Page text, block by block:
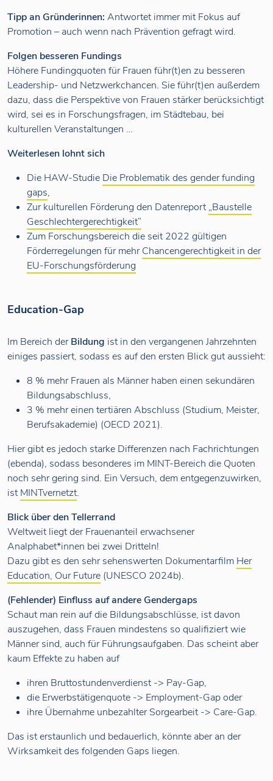
Tipp an Gründerinnen: Antwortet immer mit Fokus auf
Promotion – auch wenn nach Prävention gefragt wird.
Folgen besseren Fundings
Höhere Fundingquoten für Frauen führ(t)en zu besseren
Leadership- und Netzwerkchancen. Sie führ(t)en außerdem
dazu, dass die Perspektive von Frauen stärker berücksichtigt
wird, sei es in Forschungsfragen, im Städtebau, bei
kulturellen Veranstaltungen …
Weiterlesen lohnt sich
Die HAW-Studie Die Problematik des gender funding
gaps,
Zur kulturellen Förderung den Datenreport „Baustelle
Geschlechtergerechtigkeit“
Zum Forschungsbereich die seit 2022 gültigen
Förderregelungen für mehrChancengerechtigkeit in der
EU-Forschungsförderung
Education-Gap
Im Bereich derBildung ist in den vergangenen Jahrzehnten
einiges passiert, sodass es auf den ersten Blick gut aussieht:
8 % mehr Frauen als Männer haben einen sekundären
Bildungsabschluss,
3 % mehr einen tertiären Abschluss (Studium, Meister,
Berufsakademie) (OECD 2021).
Hier gibt es jedoch starke Differenzen nach Fachrichtungen
(ebenda), sodass besonderes im MINT-Bereich die Quoten
noch sehr gering sind. Ein Versuch, dem entgegenzuwirken,
ist MINTvernetzt.
Blick über den Tellerrand
Weltweit liegt der Frauenanteil erwachsener
Analphabet*innen bei zwei Dritteln!
Dazu gibt es den sehr sehenswerten Dokumentarfilm Her
Education, Our Future (UNESCO 2024b).
(Fehlender) Einfluss auf andere Gendergaps
Schaut man rein auf die Bildungsabschlüsse, ist davon
auszugehen, dass Frauen mindestens so qualifiziert wie
Männer sind, auch für Führungsaufgaben. Das scheint aber
kaum Effekte zu haben auf
ihren Bruttostundenverdienst -> Pay-Gap,
die Erwerbstätigenquote -> Employment-Gap oder
ihre Übernahme unbezahlter Sorgearbeit -> Care-Gap.
Das ist erstaunlich und bedauerlich, könnte aber an der
Wirksamkeit des folgenden Gaps liegen.